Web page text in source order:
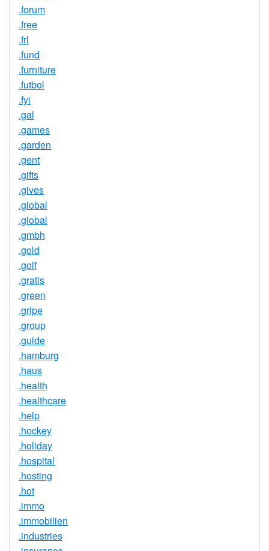
.forum
.free
.frl
.fund
.furniture
.futbol
.fyi
.gal
.games
.garden
.gent
.gifts
.gives
.global
.global
.gmbh
.gold
.golf
.gratis
.green
.gripe
.group
.guide
.hamburg
.haus
.health
.healthcare
.help
.hockey
.holiday
.hospital
.hosting
.hot
.immo
.immobilien
.industries